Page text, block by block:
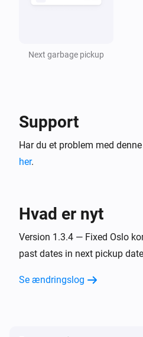
Next garbage pickup
Support
Har du et problem med
her.
Hvad er nyt
Version 1.3.4 — Fixed Oslo
past dates in next pickup
Se ændringslog